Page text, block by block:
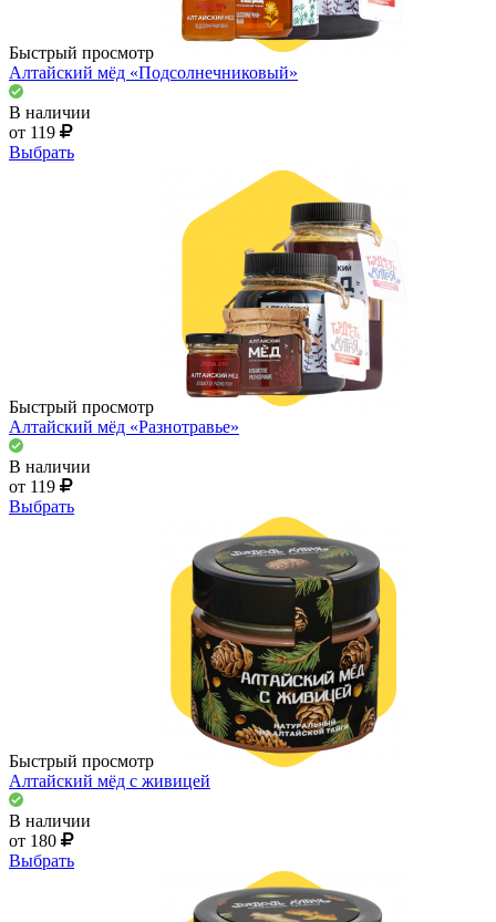
Быстрый просмотр
Алтайский мёд «Подсолнечниковый»
В наличии
от 119
Выбрать
Быстрый просмотр
Алтайский мёд «Разнотравье»
В наличии
от 119
Выбрать
Быстрый просмотр
Алтайский мёд с живицей
В наличии
от 180
Выбрать